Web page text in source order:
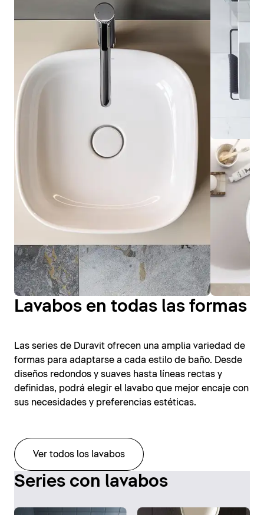
Lavabos en todas las formas
Las series de Duravit ofrecen una amplia variedad de
formas para adaptarse a cada estilo de baño. Desde
diseños redondos y suaves hasta líneas rectas y
definidas, podrá elegir el lavabo que mejor encaje con
sus necesidades y preferencias estéticas.
Ver todos los lavabos
Series con lavabos